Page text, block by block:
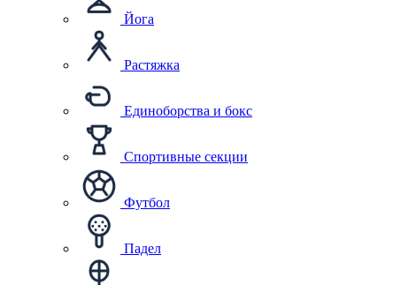
Йога
Растяжка
Единоборства и бокс
Спортивные секции
Футбол
Падел